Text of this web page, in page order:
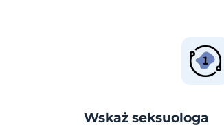
Wskaż seksuologa